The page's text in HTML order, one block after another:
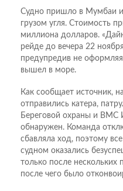
Судно пришло в Мумбаи
грузом угля. Стоимость
миллиона долларов.
рейде до вечера 22
предупредив не
вышел в море.
Как сообщает источник,
отправились катера,
Береговой охраны и ВМС
обнаружен. Команда
сбавляла ход, поэтому
судном оказались
только после нескольких
после чего было